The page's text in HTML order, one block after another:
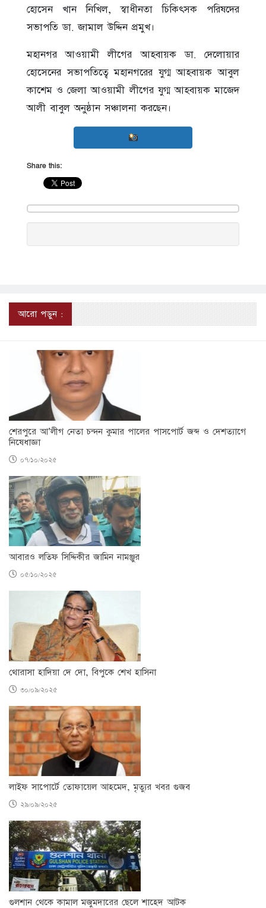
হোসেন খান নিখিল, স্বাধীনতা চিকিৎসক পরিষদের
সভাপতি ডা. জামাল উদ্দিন প্রমুখ।
মহানগর আওয়ামী লীগের আহবায়ক ডা. দেলোয়ার
হোসেনের সভাপতিত্বে মহানগরের যুগ্ম আহবায়ক আবুল
কাশেম ও জেলা আওয়ামী লীগের যুগ্ম আহবায়ক মাজেদ
আলী বাবুল অনুষ্ঠান সঞ্চালনা করছেন।
Share this:
আরো পড়ুন :
শেরপুরে আ’লীগ নেতা চন্দন কুমার পালের পাসপোর্ট জব্দ ও দেশত্যাগে
নিষেধাজ্ঞা
০৭/১০/২০২৫
আবারও লতিফ সিদ্দিকীর জামিন নামঞ্জুর
০৫/১০/২০২৫
থোরাসা হাদিয়া দে দো, বিপুকে শেখ হাসিনা
৩০/০৯/২০২৫
লাইফ সাপোর্টে তোফায়েল আহমেদ, মৃত্যুর খবর গুজব
২৯/০৯/২০২৫
গুলশান থেকে কামাল মজুমদারের ছেলে শাহেদ আটক